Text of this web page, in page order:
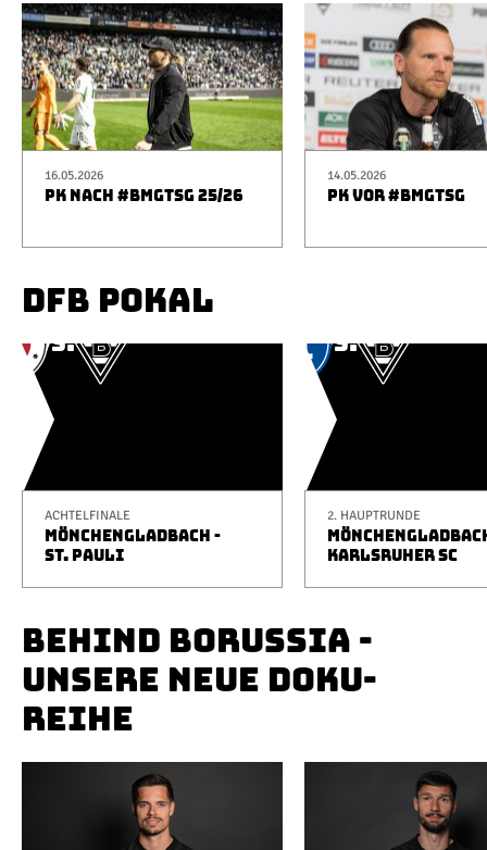
16.05.2026
PK NACH #BMGTSG 25/26
14.05.2026
PK VOR #BMGTSG
DFB POKAL
ACHTELFINALE
MÖNCHENGLADBACH -
ST. PAULI
2. HAUPTRUNDE
KARLSRUHER SC
BEHIND BORUSSIA -
UNSERE NEUE DOKU-
REIHE